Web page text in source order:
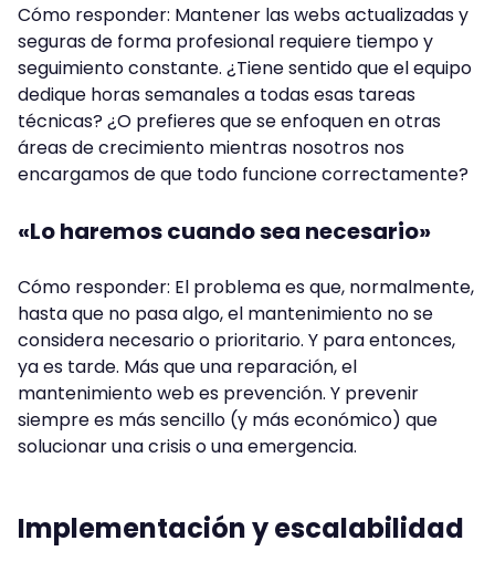
Cómo responder: Mantener las webs actualizadas y
seguras de forma profesional requiere tiempo y
seguimiento constante. ¿Tiene sentido que el equipo
dedique horas semanales a todas esas tareas
técnicas? ¿O prefieres que se enfoquen en otras
áreas de crecimiento mientras nosotros nos
encargamos de que todo funcione correctamente?
«Lo haremos cuando sea necesario»
Cómo responder: El problema es que, normalmente,
hasta que no pasa algo, el mantenimiento no se
considera necesario o prioritario. Y para entonces,
ya es tarde. Más que una reparación, el
mantenimiento web es prevención. Y prevenir
siempre es más sencillo (y más económico) que
solucionar una crisis o una emergencia.
Implementación y escalabilidad